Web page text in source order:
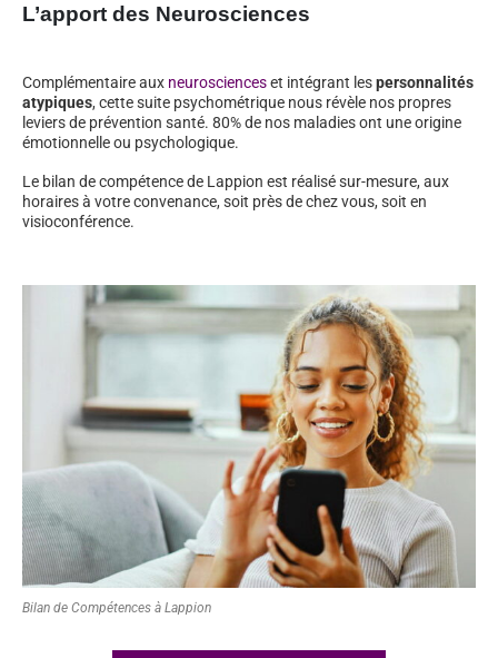
L’apport des Neurosciences
Complémentaire aux neuroscienceset intégrant lespersonnalités
atypiques, cette suite psychométrique nous révèle nos propres
leviers de prévention santé. 80% de nos maladies ont une origine
émotionnelle ou psychologique.
Le bilan de compétence de Lappion est réalisé sur-mesure, aux
horaires à votre convenance, soit près de chez vous, soit en
visioconférence.
Bilan de Compétences à Lappion